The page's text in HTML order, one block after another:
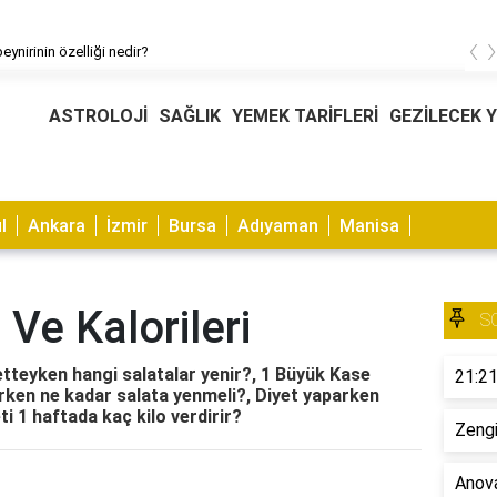
özelliği nedir? ‹ ›
ASTROLOJİ SAĞLIK YEMEK TARİFLERİ GEZİLECEK
Ankara İzmir Bursa Adıyaman Manisa
Kalorileri
hangi salatalar yenir?, 1 Büyük Kase
ne kadar salata yenmeli?, Diyet yaparken
1 haftada kaç kilo verdirir?